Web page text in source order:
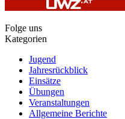
Folge uns
Kategorien
Jugend
Jahresrückblick
Einsätze
Übungen
Veranstaltungen
Allgemeine Berichte